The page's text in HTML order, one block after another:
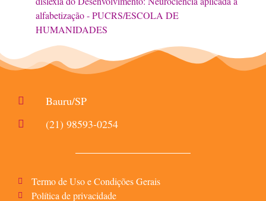
alfabetização - PUCRS/ESCOLA DE
HUMANIDADES
Bauru/SP
(21) 98593-0254
Termo de Uso e Condições Gerais
Política de privacidade